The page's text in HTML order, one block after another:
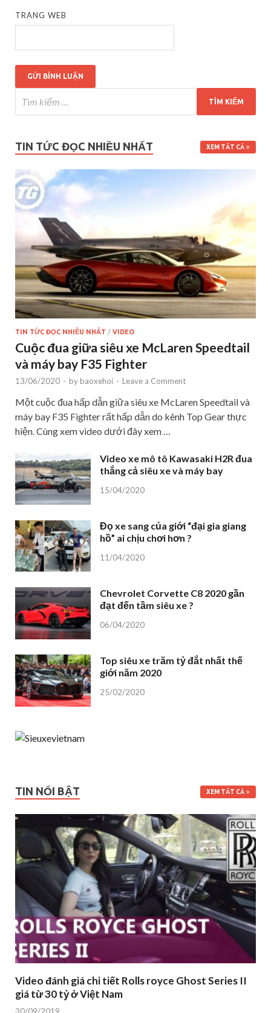
TRANG WEB
TIN TỨC ĐỌC NHIỀU NHẤT XEM TẤT CẢ
TIN TỨC ĐỌC NHIỀU NHẤT / VIDEO
Cuộc đua giữa siêu xe McLaren Speedtail
và máy bay F35 Fighter
13/06/2020 - by baoxehoi - Leave a Comment
Một cuộc đua hấp dẫn giữa siêu xe McLaren Speedtail và
máy bay F35 Fighter rất hấp dẫn do kênh Top Gear thực
hiện. Cùng xem video dưới đây xem …
Video xe mô tô Kawasaki H2R đua
thắng cả siêu xe và máy bay
15/04/2020
Đọ xe sang của giới “đại gia giang
hồ” ai chịu chơi hơn ?
11/04/2020
Chevrolet Corvette C8 2020 gần
đạt đến tầm siêu xe ?
06/04/2020
Top siêu xe trăm tỷ đắt nhất thế
giới năm 2020
25/02/2020
TIN NỔI BẬT XEM TẤT CẢ
Video đánh giá chi tiết Rolls royce Ghost Series II
giá từ 30 tỷ ở Việt Nam